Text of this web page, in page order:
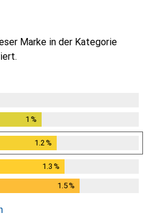
Marke in der Kategorie
1 %
1.2 %
1.3 %
1.5%